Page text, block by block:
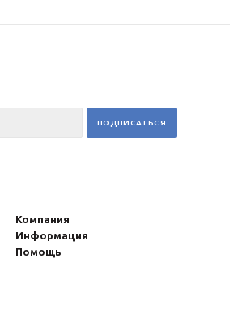
Компания
Информация
Помощь